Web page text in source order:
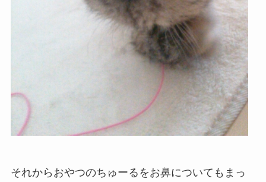
それからおやつのちゅーるをお鼻についてもまっ